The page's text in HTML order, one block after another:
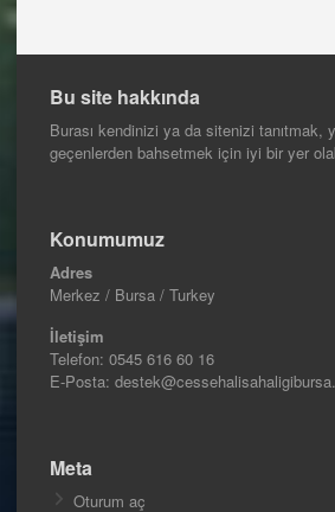
Bu site hakkında
Burası kendinizi ya da sitenizi tanıtmak,
geçenlerden bahsetmek için iyi bir yer
Konumumuz
Adres
Merkez / Bursa / Turkey
İletişim
Telefon: 0545 616 60 16
E-Posta:
Meta
Oturum aç